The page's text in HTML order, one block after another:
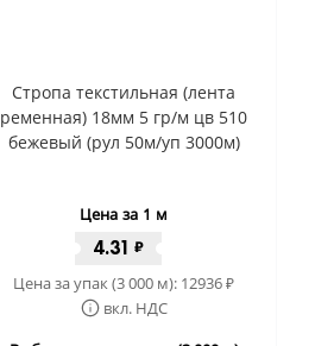
Стропа текстильная (лента
ременная) 18мм 5 гр/м цв 510
бежевый (рул 50м/уп 3000м)
Цена за 1 м
4.31 ₽
Цена за упак (3 000 м): 12936₽
вкл. НДС